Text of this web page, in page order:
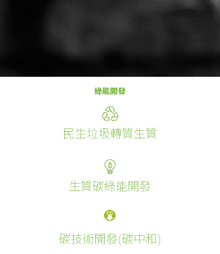
綠能開發
民生垃圾轉質生質
生質碳綠能開發
碳技術開發(碳中和)